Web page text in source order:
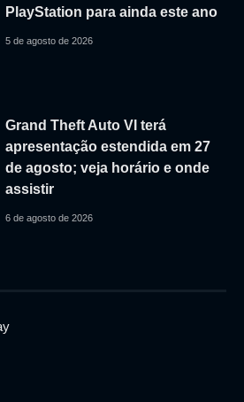
PlayStation para ainda este ano
5 de agosto de 2026
Grand Theft Auto VI terá
apresentação estendida em 27
de agosto; veja horário e onde
assistir
6 de agosto de 2026